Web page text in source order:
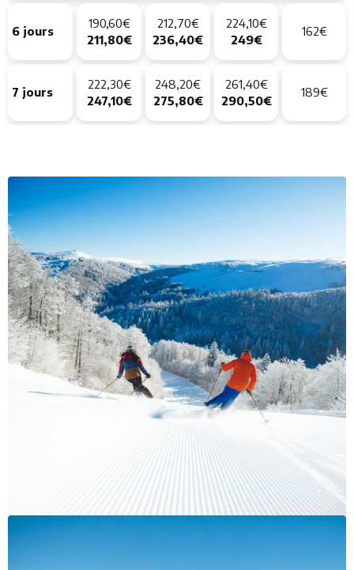
6 jours
190,60€
211,80€
212,70€
236,40€
224,10€
249€
162€
7 jours
222,30€
247,10€
248,20€
275,80€
261,40€
290,50€
189€